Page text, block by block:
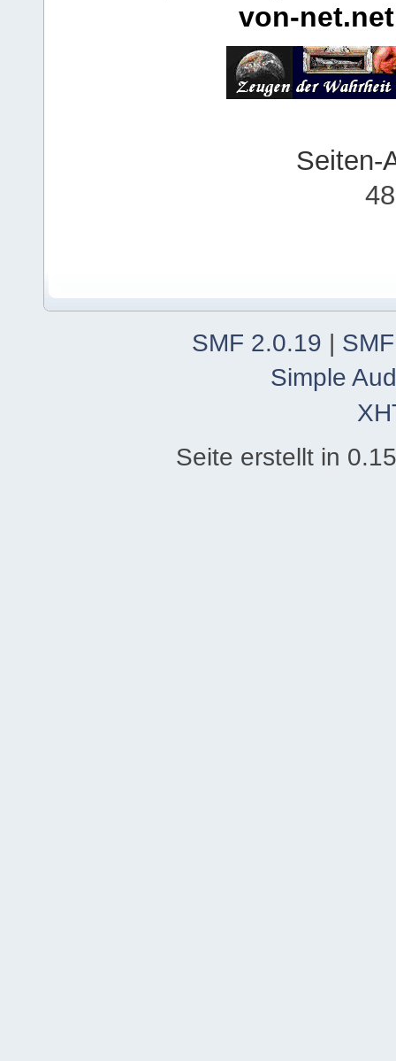
von-net.net
Seiten-
SMF 2.0.19 |
Simple
Seite erstellt in